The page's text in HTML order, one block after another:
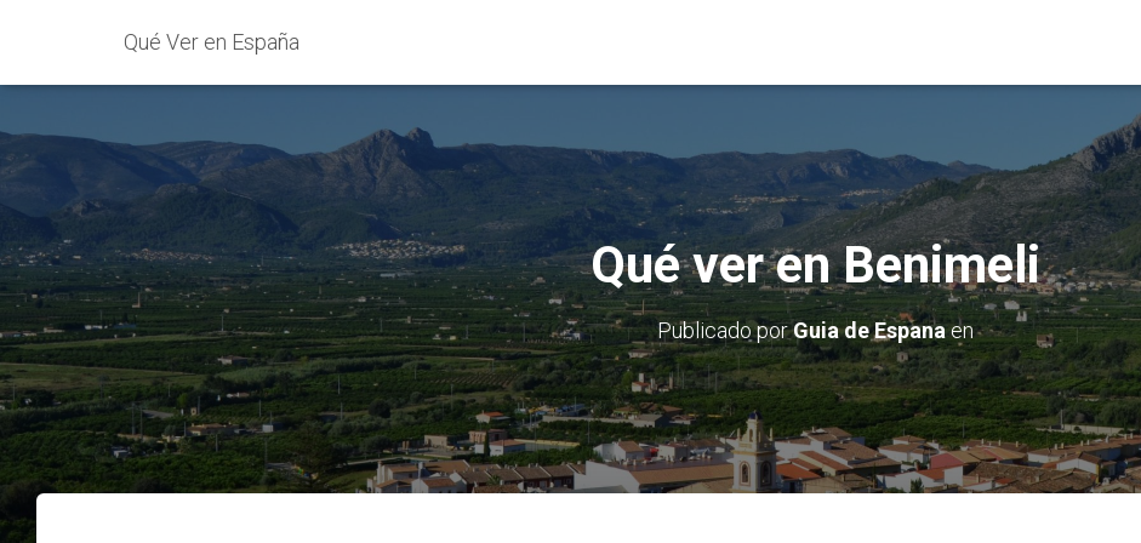
Qué Ver en España
Qué ver en Benimeli
Publicado porGuia de Espanaen